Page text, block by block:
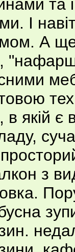
та
І
А
в якій є
з